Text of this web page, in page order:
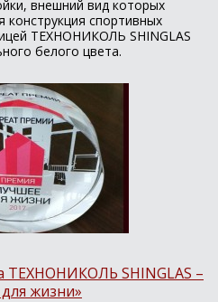
внешний вид которых
спортивных
ТЕХНОНИКОЛЬ SHINGLAS
белого цвета.
ТЕХНОНИКОЛЬ SHINGLAS –
жизни»